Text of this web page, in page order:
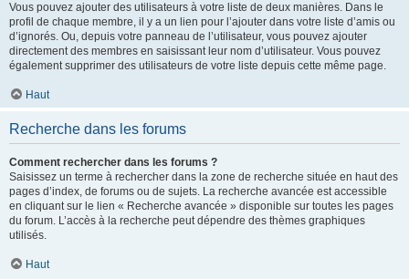
Vous pouvez ajouter des utilisateurs à votre liste de deux manières. Dans le
profil de chaque membre, il y a un lien pour l’ajouter dans votre liste d’amis ou
d’ignorés. Ou, depuis votre panneau de l’utilisateur, vous pouvez ajouter
directement des membres en saisissant leur nom d’utilisateur. Vous pouvez
également supprimer des utilisateurs de votre liste depuis cette même page.
Haut
Recherche dans les forums
Comment rechercher dans les forums ?
Saisissez un terme à rechercher dans la zone de recherche située en haut des
pages d’index, de forums ou de sujets. La recherche avancée est accessible
en cliquant sur le lien « Recherche avancée » disponible sur toutes les pages
du forum. L’accès à la recherche peut dépendre des thèmes graphiques
utilisés.
Haut